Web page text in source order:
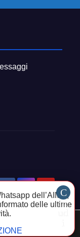
dell’AIMA,
delle ultime